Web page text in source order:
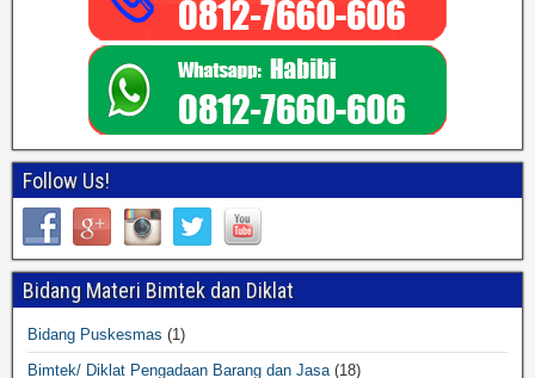
Follow Us!
Bidang Materi Bimtek dan Diklat
Bidang Puskesmas (1)
Bimtek/ Diklat Pengadaan Barang dan Jasa (18)